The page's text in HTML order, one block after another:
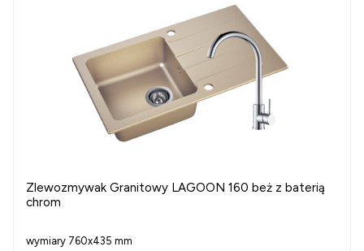
Zlewozmywak Granitowy LAGOON 160 beż z baterią
chrom
wymiary 760x435 mm